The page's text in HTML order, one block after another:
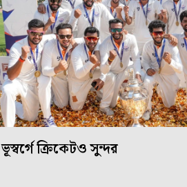
ভূস্বর্গে ক্রিকেটও সুন্দর